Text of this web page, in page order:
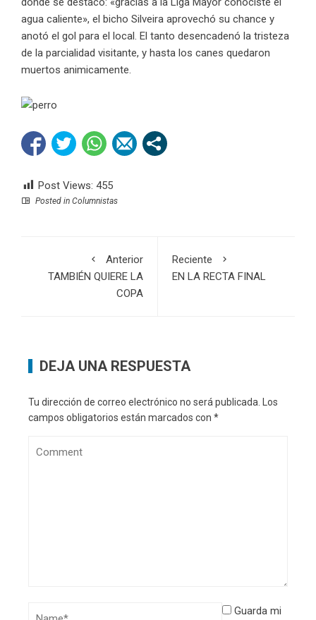
agua caliente», el bicho Silveira aprovechó su chance y
anotó el gol para el local. El tanto desencadenó la tristeza
de la parcialidad visitante, y hasta los canes quedaron
muertos animicamente.
Post Views: 455
Posted in Columnistas
Anterior
TAMBIÉN QUIERE LA
COPA
Reciente
EN LA RECTA FINAL
DEJA UNA RESPUESTA
Tu dirección de correo electrónico no será publicada. Los
campos obligatorios están marcados con *
Guarda mi